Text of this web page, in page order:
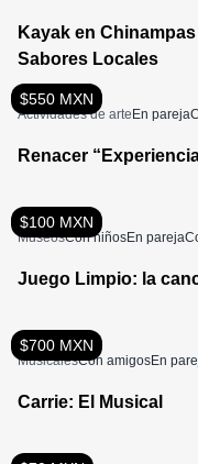
Kayak en
Sabores Locales
$550 MXN
Actividades de arte En pareja
Renacer
$100 MXN
MuseosCon niñosEn pareja
Juego Limpio: la
$700 MXN
MusicalesCon amigosEn
Carrie: El Musical